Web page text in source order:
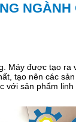
NGÀNH
Máy được tạo ra
tạo nên các
với sản phẩm linh